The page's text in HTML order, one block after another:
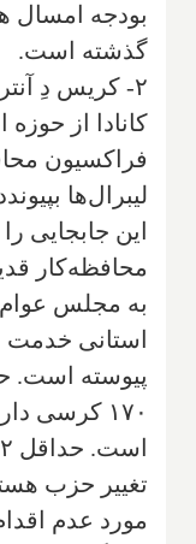
بودجه امسال
گذشته است.
۲- کریس دِ
کانادا از حوزه
فراکسیون
لیبرال‌ها
این جابجایی
محافظه‌کار
استانی خدمت
پیوسته است.
تغییر حزب
مورد عدم